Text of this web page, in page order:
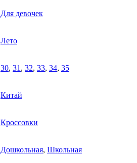
Для девочек
Лето
30, 31 , 32, 33, 34, 35
Китай
Кроссовки
Дошкольная, Школьная